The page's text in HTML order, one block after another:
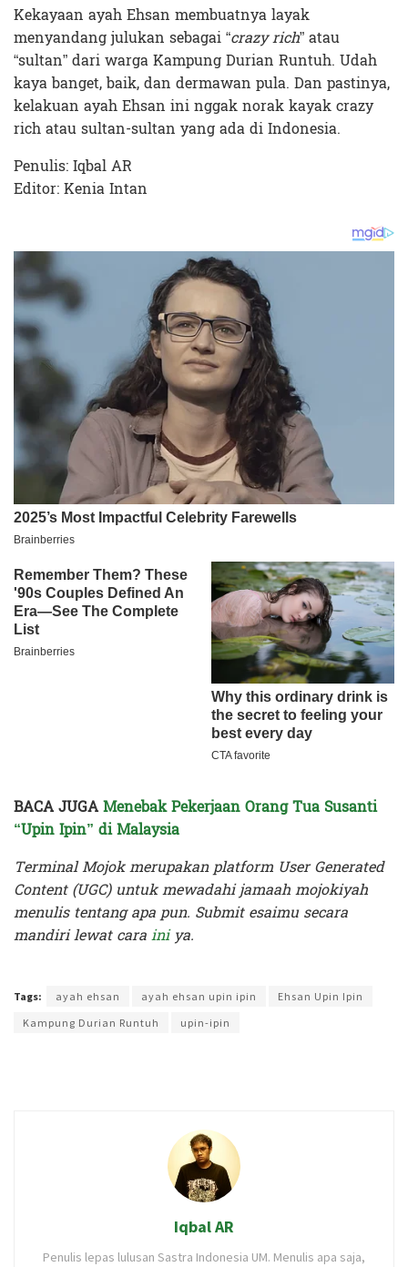
Kekayaan ayah Ehsan membuatnya layak
menyandang julukan sebagai “crazy rich” atau
“sultan” dari warga Kampung Durian Runtuh. Udah
kaya banget, baik, dan dermawan pula. Dan pastinya,
kelakuan ayah Ehsan ini nggak norak kayak crazy
rich atau sultan-sultan yang ada di Indonesia.
Penulis: Iqbal AR
Editor: Kenia Intan
BACA JUGAMenebak Pekerjaan Orang Tua Susanti
“Upin Ipin” di Malaysia
Terminal Mojok merupakan platform User Generated
Content (UGC) untuk mewadahi jamaah mojokiyah
menulis tentang apa pun. Submit esaimu secara
mandiri lewat carainiya.
Tags: ayah ehsan ayah ehsan upin ipin
Ehsan Upin Ipin
Kampung Durian Runtuh
upin-ipin
Iqbal AR
Penulis lepas lulusan Sastra Indonesia UM. Menulis apa saja,